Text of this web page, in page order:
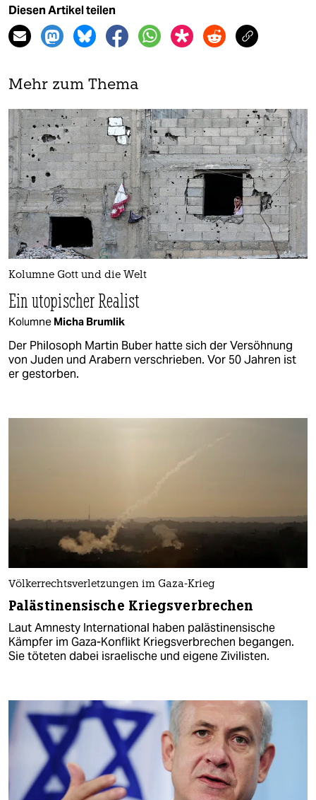
Diesen Artikel teilen
Mehr zum Thema
Kolumne Gott und die Welt
Ein utopischer Realist
Kolumne Micha Brumlik
Der Philosoph Martin Buber hatte sich der Versöhnung
von Juden und Arabern verschrieben. Vor 50 Jahren ist
er gestorben.
Völkerrechtsverletzungen im Gaza-Krieg
Palästinensische Kriegsverbrechen
Laut Amnesty International haben palästinensische
Kämpfer im Gaza-Konflikt Kriegsverbrechen begangen.
Sie töteten dabei israelische und eigene Zivilisten.